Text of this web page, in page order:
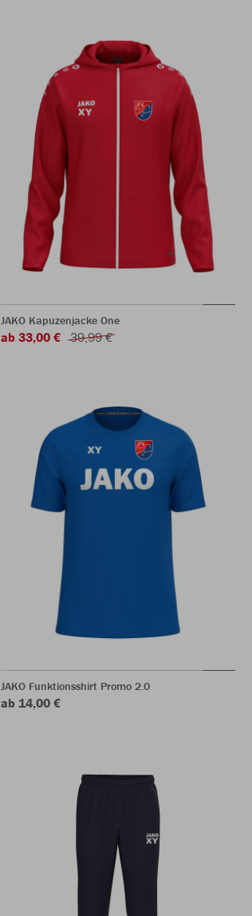
JAKO Kapuzenjacke One
ab 33,00 € 39,99 €
JAKO Funktionsshirt Promo 2.0
ab 14,00 €